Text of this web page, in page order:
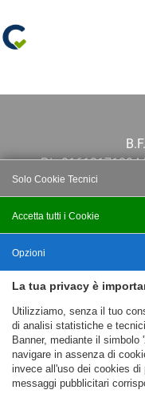
P.I.:
Po 13E,
444638
La tua privacy è
Utilizziamo, senza il tuo
di analisi statistiche e
Banner, mediante il
navigare in assenza di
invece all'uso dei cookies di
messaggi pubblicitari
Accetta tutti i Cookie
Solo Cookie Tecnici
Salva
Opzioni
Nascondi Opzioni